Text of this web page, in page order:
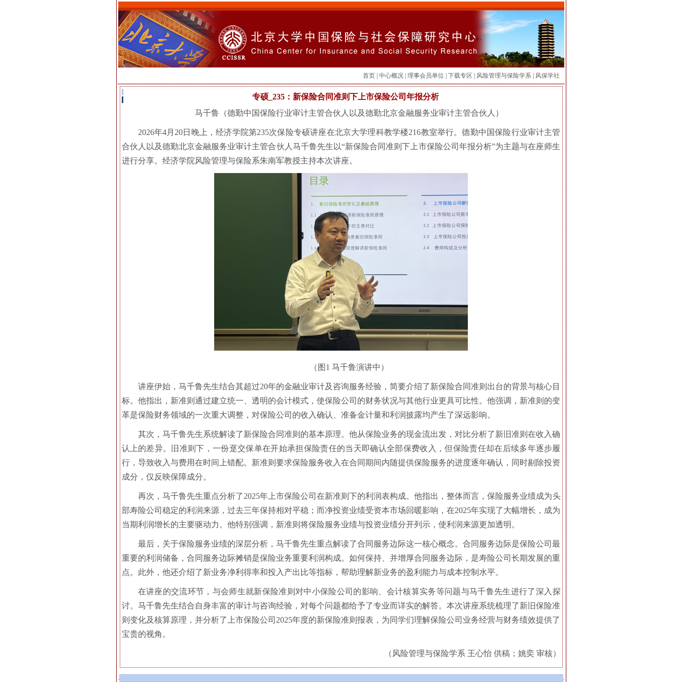
首页| 中心概况| 理事会员单位 下载专区 风险管理与保险学系| 风保学社
专硕_235：新保险合同准则下上市保险公司年报分析
马千鲁（德勤中国保险行业审计主管合伙人以及德勤北京金融服务业审计主管合伙人）
2026年4月20日晚上，经济学院第235次保险专硕讲座在北京大学理科教学楼216教室举行。德勤中国保险行业审计主管
合伙人以及德勤北京金融服务业审计主管合伙人马千鲁先生以“新保险合同准则下上市保险公司年报分析”为主题与在座师生
进行分享。经济学院风险管理与保险系­朱南军教授主持本次讲座。
（图1 马千鲁演讲中）
讲座伊始，马千鲁先生结合其超过20年的金融业审计及咨询服务经验，简要介绍了新保险合同准则出台的背景与核心目
标。他指出，新准则通过建立统一、透明的会计模式，使保险公司的财务状况与其他行业更具可比性。他强调，新准则的变
革是保险财务领域的一次重大调整，对保险公司的收入确认、准备金计量和利润披露均产生了深远影响。
其次，马千鲁先生系统解读了新保险合同准则的基本原理。他从保险业务的现金流出发，对比分析了新旧准则在收入确
认上的差异。旧准则下，一份趸交保单在开始承担保险责任的当天即确认全部保费收入，但保险责任却在后续多年逐步履
行，导致收入与费用在时间上错配。新准则要求保险服务收入在合同期间内随提供保险服务的进度逐年确认，同时剔除投资
成分，仅反映保障成分。
再次，马千鲁先生重点分析了2025年上市保险公司在新准则下的利润表构成。他指出，整体而言，保险服务业绩成为头
部寿险公司稳定的利润来源，过去三年保持相对平稳；而净投资业绩受资本市场回暖影响，在2025年实现了大幅增长，成为
当期利润增长的主要驱动力。他特别强调，新准则将保险服务业绩与投资业绩分开列示，使利润来源更加透明。
最后，关于保险服务业绩的深层分析，马千鲁先生重点解读了合同服务边际这一核心概念。合同服务边际是保险公司最
重要的利润储备，合同服务边际摊销是保险业务重要利润构成。如何保持、并增厚合同服务边际，是寿险公司长期发展的重
点。此外，他还介绍了新业务净利得率和投入产出比等指标，帮助理解新业务的盈利能力与成本控制水平。
在讲座的交流环节，与会师生就新保险准则对中小保险公司的影响、会计核算实务等问题与马千鲁先生进行了深入探
讨。马千鲁先生结合自身丰富的审计与咨询经验，对每个问题都给予了专业而详实的解答。本次讲座系统梳理了新旧保险准
则变化及核算原理，并分析了上市保险公司2025年度的新保险准则报表，为同学们理解保险公司业务经营与财务绩效提供了
宝贵的视角。
（风险管理与保险学系 王心怡 供稿；姚奕 审核）